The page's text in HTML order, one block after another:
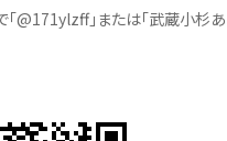
@171ylzff」または「武蔵小杉